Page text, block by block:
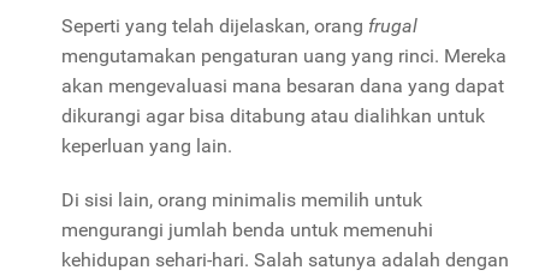
Seperti yang telah dijelaskan, orang frugal
mengutamakan pengaturan uang yang rinci. Mereka
akan mengevaluasi mana besaran dana yang dapat
dikurangi agar bisa ditabung atau dialihkan untuk
keperluan yang lain.
Di sisi lain, orang minimalis memilih untuk
mengurangi jumlah benda untuk memenuhi
kehidupan sehari-hari. Salah satunya adalah dengan